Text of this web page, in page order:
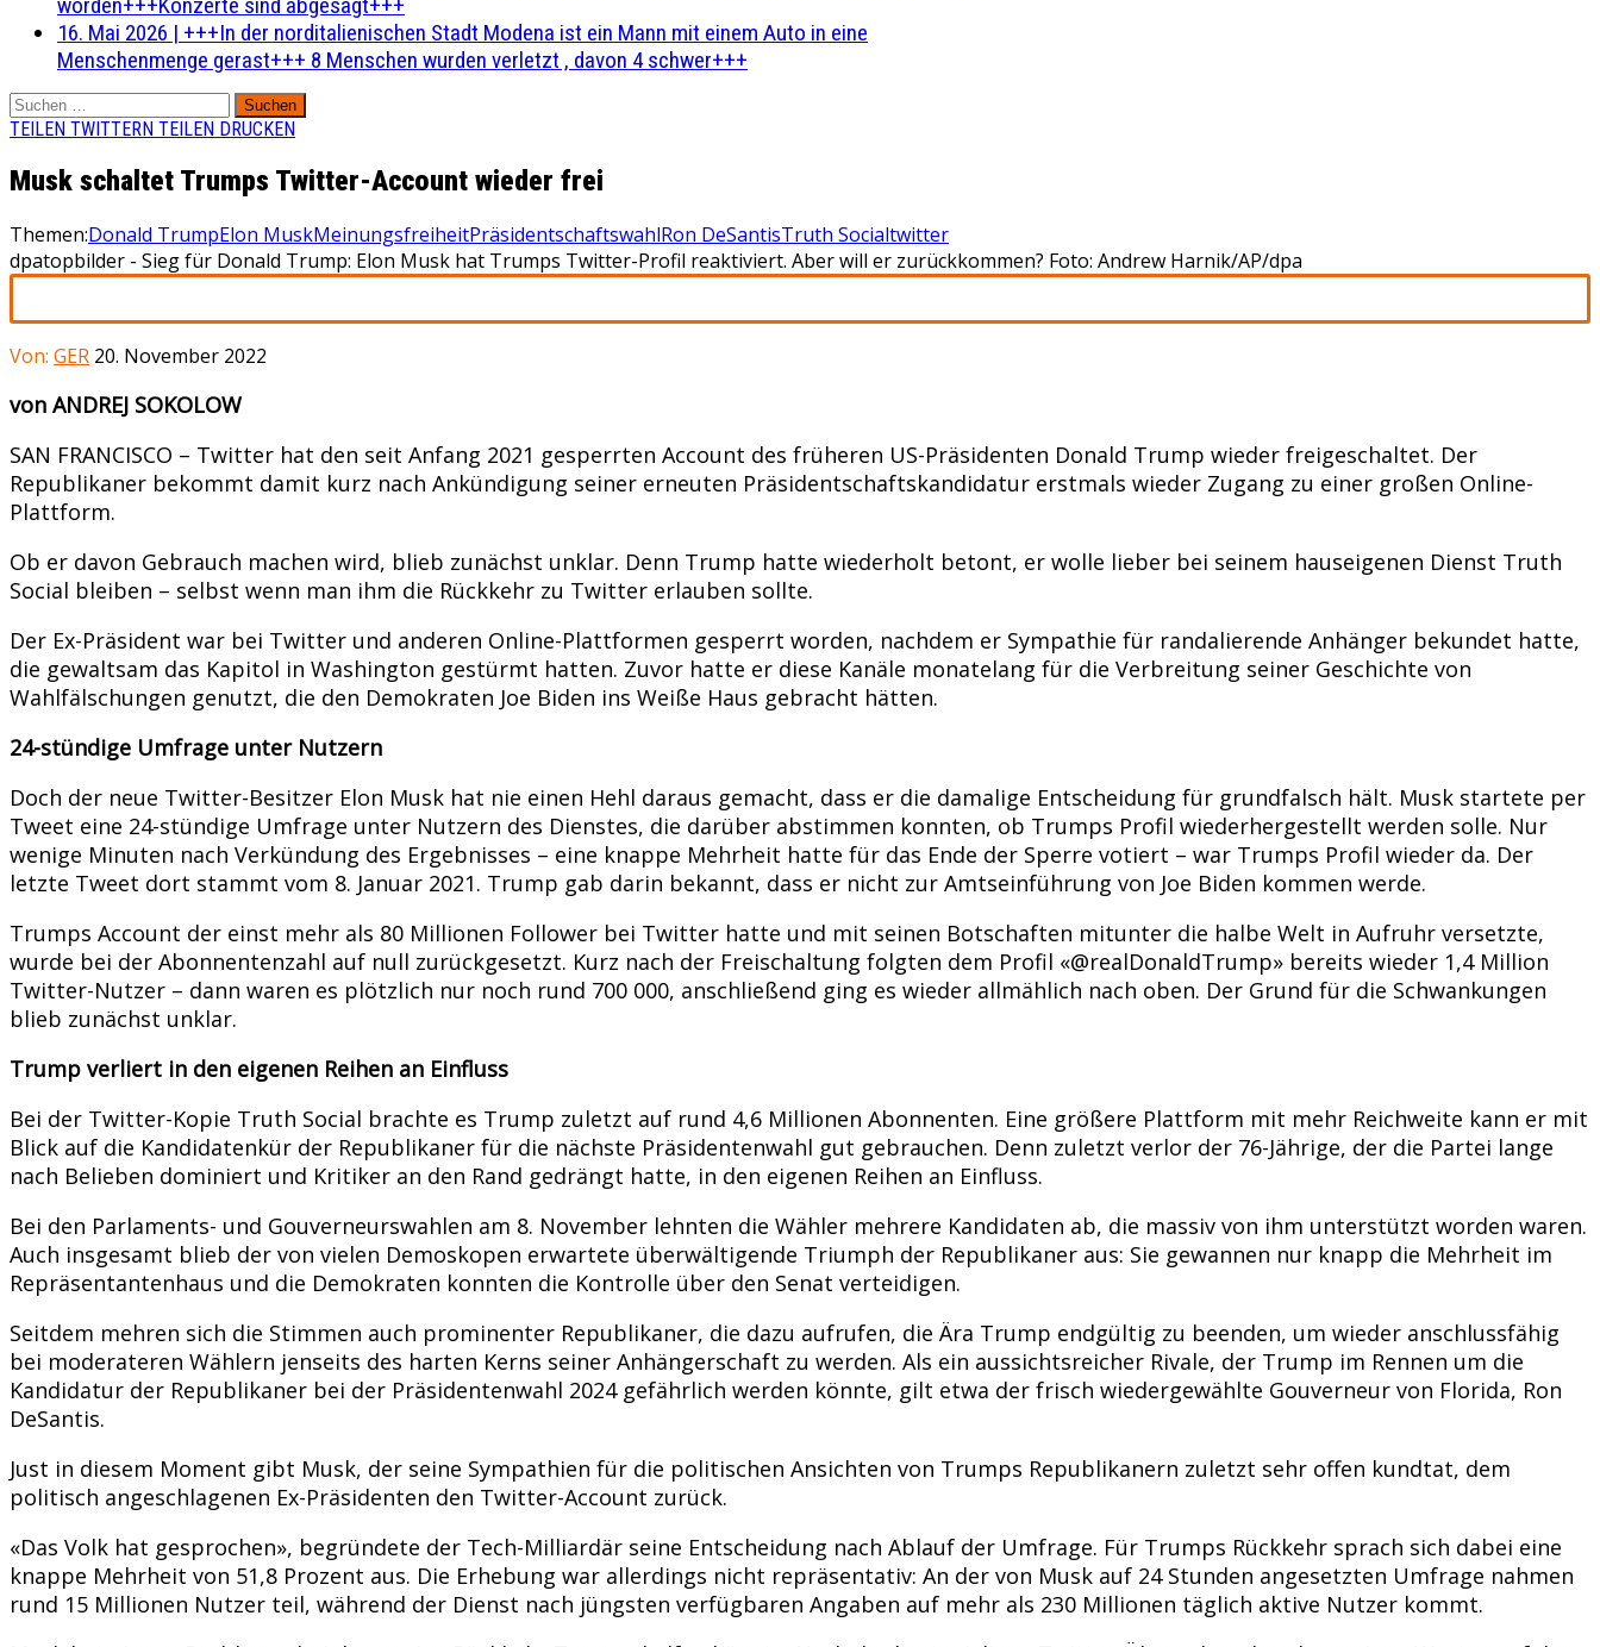
16. Mai 2026 | +++In der norditalienischen Stadt Modena ist ein Mann mit einem Auto in eine
Menschenmenge gerast+++ 8 Menschen wurden verletzt , davon 4 schwer+++
Suchen
nach:
TEILEN TWITTERN TEILEN DRUCKEN
Musk schaltet Trumps Twitter-Account wieder frei
Themen:Donald TrumpElon MuskMeinungsfreiheitPräsidentschaftswahlRon DeSantisTruth Socialtwitter
dpatopbilder - Sieg für Donald Trump: Elon Musk hat Trumps Twitter-Profil reaktiviert. Aber will er zurückkommen? Foto: Andrew Harnik/AP/dpa
Von: GER 20. November 2022
von ANDREJ SOKOLOW
SAN FRANCISCO – Twitter hat den seit Anfang 2021 gesperrten Account des früheren US-Präsidenten Donald Trump wieder freigeschaltet. Der
Republikaner bekommt damit kurz nach Ankündigung seiner erneuten Präsidentschaftskandidatur erstmals wieder Zugang zu einer großen Online-
Plattform.
Ob er davon Gebrauch machen wird, blieb zunächst unklar. Denn Trump hatte wiederholt betont, er wolle lieber bei seinem hauseigenen Dienst Truth
Social bleiben – selbst wenn man ihm die Rückkehr zu Twitter erlauben sollte.
Der Ex-Präsident war bei Twitter und anderen Online-Plattformen gesperrt worden, nachdem er Sympathie für randalierende Anhänger bekundet hatte,
die gewaltsam das Kapitol in Washington gestürmt hatten. Zuvor hatte er diese Kanäle monatelang für die Verbreitung seiner Geschichte von
Wahlfälschungen genutzt, die den Demokraten Joe Biden ins Weiße Haus gebracht hätten.
24-stündige Umfrage unter Nutzern
Doch der neue Twitter-Besitzer Elon Musk hat nie einen Hehl daraus gemacht, dass er die damalige Entscheidung für grundfalsch hält. Musk startete per
Tweet eine 24-stündige Umfrage unter Nutzern des Dienstes, die darüber abstimmen konnten, ob Trumps Profil wiederhergestellt werden solle. Nur
wenige Minuten nach Verkündung des Ergebnisses – eine knappe Mehrheit hatte für das Ende der Sperre votiert – war Trumps Profil wieder da. Der
letzte Tweet dort stammt vom 8. Januar 2021. Trump gab darin bekannt, dass er nicht zur Amtseinführung von Joe Biden kommen werde.
Trumps Account der einst mehr als 80 Millionen Follower bei Twitter hatte und mit seinen Botschaften mitunter die halbe Welt in Aufruhr versetzte,
wurde bei der Abonnentenzahl auf null zurückgesetzt. Kurz nach der Freischaltung folgten dem Profil «@realDonaldTrump» bereits wieder 1,4 Million
Twitter-Nutzer – dann waren es plötzlich nur noch rund 700 000, anschließend ging es wieder allmählich nach oben. Der Grund für die Schwankungen
blieb zunächst unklar.
Trump verliert in den eigenen Reihen an Einfluss
Bei der Twitter-Kopie Truth Social brachte es Trump zuletzt auf rund 4,6 Millionen Abonnenten. Eine größere Plattform mit mehr Reichweite kann er mit
Blick auf die Kandidatenkür der Republikaner für die nächste Präsidentenwahl gut gebrauchen. Denn zuletzt verlor der 76-Jährige, der die Partei lange
nach Belieben dominiert und Kritiker an den Rand gedrängt hatte, in den eigenen Reihen an Einfluss.
Bei den Parlaments- und Gouverneurswahlen am 8. November lehnten die Wähler mehrere Kandidaten ab, die massiv von ihm unterstützt worden waren.
Auch insgesamt blieb der von vielen Demoskopen erwartete überwältigende Triumph der Republikaner aus: Sie gewannen nur knapp die Mehrheit im
Repräsentantenhaus und die Demokraten konnten die Kontrolle über den Senat verteidigen.
Seitdem mehren sich die Stimmen auch prominenter Republikaner, die dazu aufrufen, die Ära Trump endgültig zu beenden, um wieder anschlussfähig
bei moderateren Wählern jenseits des harten Kerns seiner Anhängerschaft zu werden. Als ein aussichtsreicher Rivale, der Trump im Rennen um die
Kandidatur der Republikaner bei der Präsidentenwahl 2024 gefährlich werden könnte, gilt etwa der frisch wiedergewählte Gouverneur von Florida, Ron
DeSantis.
Just in diesem Moment gibt Musk, der seine Sympathien für die politischen Ansichten von Trumps Republikanern zuletzt sehr offen kundtat, dem
politisch angeschlagenen Ex-Präsidenten den Twitter-Account zurück.
«Das Volk hat gesprochen», begründete der Tech-Milliardär seine Entscheidung nach Ablauf der Umfrage. Für Trumps Rückkehr sprach sich dabei eine
knappe Mehrheit von 51,8 Prozent aus. Die Erhebung war allerdings nicht repräsentativ: An der von Musk auf 24 Stunden angesetzten Umfrage nahmen
rund 15 Millionen Nutzer teil, während der Dienst nach jüngsten verfügbaren Angaben auf mehr als 230 Millionen täglich aktive Nutzer kommt.